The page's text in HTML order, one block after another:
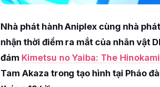
Nhà phát hành Aniplex cùng nhà
nhận thời điểm ra mắt của nhân vật
đám Kimetsu no Yaiba: The
Tam Akaza trong tạo hình tại Pháo